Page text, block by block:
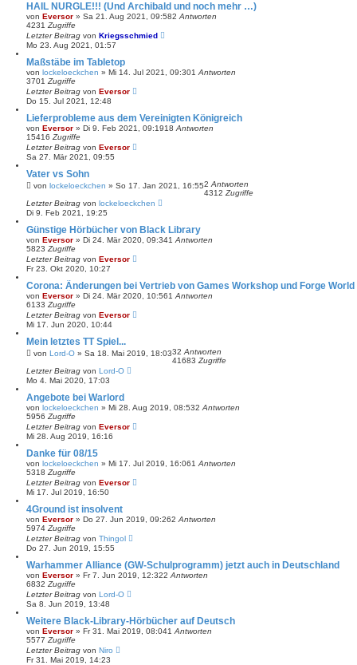
HAIL NURGLE!!! (Und Archibald und noch mehr …)
von Eversor » Sa 21. Aug 2021, 09:582 Antworten
4231 Zugriffe
Letzter Beitrag von Kriegsschmied
Mo 23. Aug 2021, 01:57
Maßstäbe im Tabletop
von lockeloeckchen » Mi 14. Jul 2021, 09:301 Antworten
3701 Zugriffe
Letzter Beitrag von Eversor
Do 15. Jul 2021, 12:48
Lieferprobleme aus dem Vereinigten Königreich
von Eversor » Di 9. Feb 2021, 09:1918 Antworten
15416 Zugriffe
Letzter Beitrag von Eversor
Sa 27. Mär 2021, 09:55
Vater vs Sohn
von lockeloeckchen » So 17. Jan 2021, 16:552 Antworten
4312 Zugriffe
Letzter Beitrag von lockeloeckchen
Di 9. Feb 2021, 19:25
Günstige Hörbücher von Black Library
von Eversor » Di 24. Mär 2020, 09:341 Antworten
5823 Zugriffe
Letzter Beitrag von Eversor
Fr 23. Okt 2020, 10:27
Corona: Änderungen bei Vertrieb von Games Workshop und Forge World
von Eversor » Di 24. Mär 2020, 10:561 Antworten
6133 Zugriffe
Letzter Beitrag von Eversor
Mi 17. Jun 2020, 10:44
Mein letztes TT Spiel...
von Lord-O » Sa 18. Mai 2019, 18:0332 Antworten
41683 Zugriffe
Letzter Beitrag von Lord-O
Mo 4. Mai 2020, 17:03
Angebote bei Warlord
von lockeloeckchen » Mi 28. Aug 2019, 08:532 Antworten
5956 Zugriffe
Letzter Beitrag von Eversor
Mi 28. Aug 2019, 16:16
Danke für 08/15
von lockeloeckchen » Mi 17. Jul 2019, 16:061 Antworten
5318 Zugriffe
Letzter Beitrag von Eversor
Mi 17. Jul 2019, 16:50
4Ground ist insolvent
von Eversor » Do 27. Jun 2019, 09:262 Antworten
5974 Zugriffe
Letzter Beitrag von Thingol
Do 27. Jun 2019, 15:55
Warhammer Alliance (GW-Schulprogramm) jetzt auch in Deutschland
von Eversor » Fr 7. Jun 2019, 12:322 Antworten
6832 Zugriffe
Letzter Beitrag von Lord-O
Sa 8. Jun 2019, 13:48
Weitere Black-Library-Hörbücher auf Deutsch
von Eversor » Fr 31. Mai 2019, 08:041 Antworten
5577 Zugriffe
Letzter Beitrag von Niro
Fr 31. Mai 2019, 14:23